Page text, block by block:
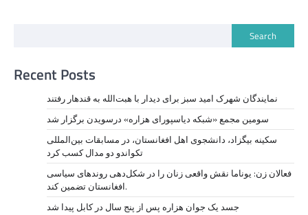
Search
Recent Posts
نمايندگان شهرک امید سبز برای دیدار با هبت‌الله به قندهار رفتند
سومین مجمع «شبکه دیاسپورای هزاره» درسویدن برگزار شد
سکینه بیگزاد، دانشجوی اهل افغانستان، در مسابقات بین‌المللی
تکواندو دو مدال کسب کرد
فعالان زن: یوناما نقش واقعی زنان را در شکل‌دهی روندهای سیاسی
افغانستان تضمین کند.
جسد یک جوان هزاره پس از پنج سال در کابل پیدا شد